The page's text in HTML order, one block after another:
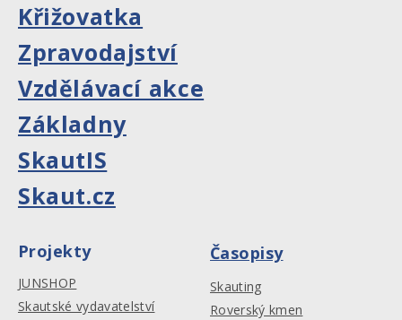
Křižovatka
Zpravodajství
Vzdělávací akce
Základny
SkautIS
Skaut.cz
Projekty
JUNSHOP
Skautské vydavatelství
Časopisy
Skauting
Roverský kmen